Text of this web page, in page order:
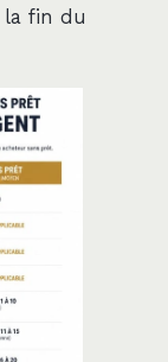
la fin du